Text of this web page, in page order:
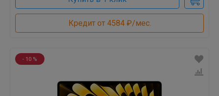
Кредит от 4584 ₽/мес.
- 10 %